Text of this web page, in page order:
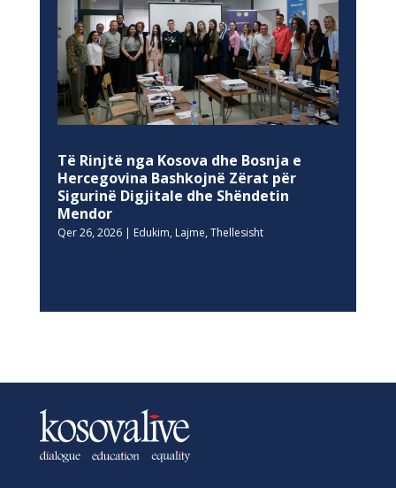
Të Rinjtë nga Kosova dhe Bosnja e
Hercegovina Bashkojnë Zërat për
Sigurinë Digjitale dhe Shëndetin
Mendor
Qer 26, 2026| Edukim, Lajme, Thellesisht